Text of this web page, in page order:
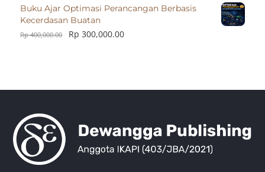
Buku Ajar Optimasi Perancangan Berbasis
Kecerdasan Buatan
Rp400,000.00 Rp 300,000.00